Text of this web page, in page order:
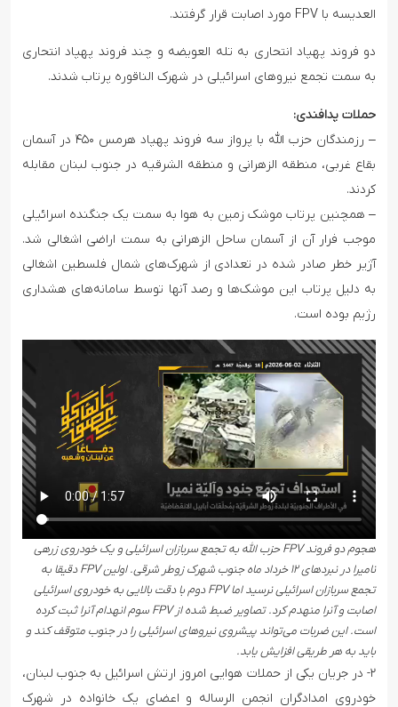
العدیسه با FPV مورد اصابت قرار گرفتند.
دو فروند پهپاد انتحاری به تله العویضه و چند فروند پهپاد انتحاری
به سمت تجمع نیروهای اسرائیلی در شهرک الناقوره پرتاب شدند.
حملات پدافندی:
– رزمندگان حزب الله با پرواز سه فروند پهپاد هرمس ۴۵۰ در آسمان
بقاع غربی، منطقه الزهرانی و منطقه الشرقیه در جنوب لبنان مقابله
کردند.
– همچنین پرتاب موشک زمین به هوا به سمت یک جنگنده اسرائیلی
موجب فرار آن از آسمان ساحل الزهرانی به سمت اراضی اشغالی شد.
آژیر خطر صادر شده در تعدادی از شهرک‌های شمال فلسطین اشغالی
به دلیل پرتاب این موشک‌ها و رصد آنها توسط سامانه‌های هشداری
رژیم بوده است.
هجوم دو فروند FPV حزب الله به تجمع سربازان اسرائیلی و یک خودروی زرهی
نامیرا در نبردهای ۱۲ خرداد ماه جنوب شهرک زوطر شرقی. اولین FPV دقیقا به
تجمع سربازان اسرائیلی نرسید اما FPV دوم با دقت بالایی به خودروی اسرائیلی
اصابت و آنرا منهدم کرد. تصاویر ضبط شده از FPV سوم انهدام آنرا ثبت کرده
است. این ضربات می‌تواند پیشروی نیروهای اسرائیلی را در جنوب متوقف کند و
باید به هر طریقی افزایش یابد.
۲- در جریان یکی از حملات هوایی امروز ارتش اسرائیل به جنوب لبنان،
خودروی امدادگران انجمن الرساله و اعضای یک خانواده در شهرک